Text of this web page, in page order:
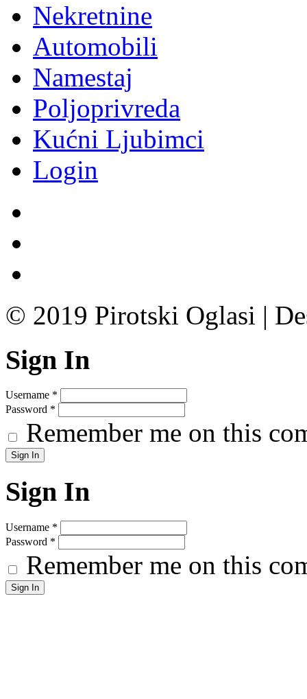
Nekretnine
Automobili
Namestaj
Poljoprivreda
Kućni Ljubimci
Login
© 2019 Pirotski Oglasi |
Sign In
Username *
Password *
Remember me on this
Sign In
Username *
Password *
Remember me on this